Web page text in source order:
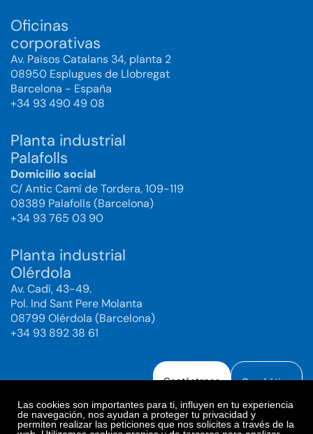
Las cookies son importantes para ti, influyen en tu experiencia
de navegación, nos ayudan a proteger tu privacidad y
permiten realizar las peticiones que nos solicites a través de la
Oficinas
corporativas
Av. Països Catalans 34, planta 2
08950 Esplugues de Llobregat
Barcelona - España
+34 93 490 49 08
Planta industrial
Palafolls
Domicilio social
C/ Antic Camí de Tordera, 109-119
08389 Palafolls (Barcelona)
+34 93 765 03 90
Planta industrial
Olérdola
Av. Cadí, 43-49.
Pol. Ind Sant Pere Molanta
08799 Olérdola (Barcelona)
+34 93 892 38 61
Contáctanos Canal ético